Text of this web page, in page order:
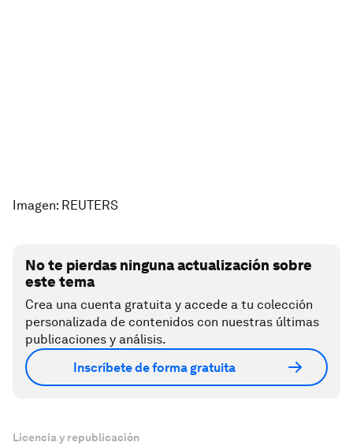
Imagen: REUTERS
No te pierdas ninguna actualización sobre
este tema
Crea una cuenta gratuita y accede a tu colección
personalizada de contenidos con nuestras últimas
publicaciones y análisis.
Inscríbete de forma gratuita
Licencia y republicación